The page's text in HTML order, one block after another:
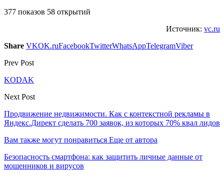
377 показов 58 открытий
Источник: vc.ru
Share VKOK.ruFacebookTwitterWhatsAppTelegramViber
Prev Post
KODAK
Next Post
Продвижение недвижимости. Как с контекстной рекламы в
Яндекс.Директ сделать 700 заявок, из которых 70% квал лидов
Вам также могут понравиться Еще от автора
Безопасность смартфона: как защитить личные данные от
мошенников и вирусов